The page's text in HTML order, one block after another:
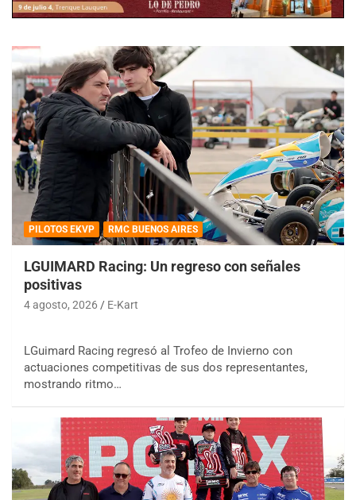
PILOTOS EKVP RMC BUENOS AIRES
LGUIMARD Racing: Un regreso con señales
positivas
4 agosto, 2026 E-Kart
LGuimard Racing regresó al Trofeo de Invierno con
actuaciones competitivas de sus dos representantes,
mostrando ritmo…